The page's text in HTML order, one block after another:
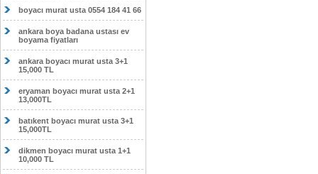
boyacı murat usta 0554 184 41 66
ankara boya badana ustası ev
boyama fiyatları
ankara boyacı murat usta 3+1
15,000 TL
eryaman boyacı murat usta 2+1
13,000TL
batıkent boyacı murat usta 3+1
15,000TL
dikmen boyacı murat usta 1+1
10,000 TL